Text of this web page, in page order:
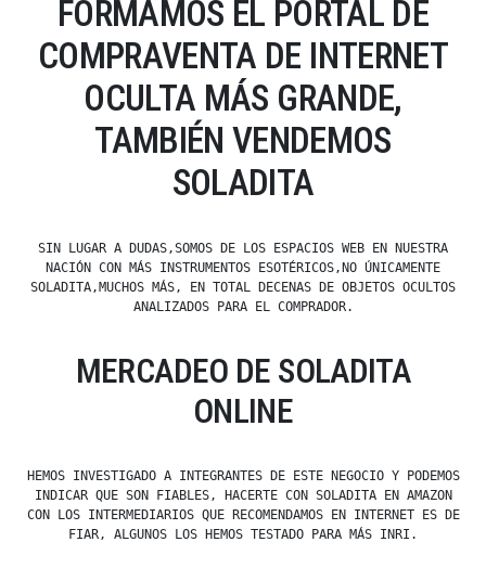
FORMAMOS EL PORTAL DE
COMPRAVENTA DE INTERNET
OCULTA MÁS GRANDE,
TAMBIÉN VENDEMOS
SOLADITA
SIN LUGAR A DUDAS,SOMOS DE LOS ESPACIOS WEB EN NUESTRA
NACIÓN CON MÁS INSTRUMENTOS ESOTÉRICOS,NO ÚNICAMENTE
SOLADITA,MUCHOS MÁS, EN TOTAL DECENAS DE OBJETOS OCULTOS
ANALIZADOS PARA EL COMPRADOR.
MERCADEO DE SOLADITA
ONLINE
HEMOS INVESTIGADO A INTEGRANTES DE ESTE NEGOCIO Y PODEMOS
INDICAR QUE SON FIABLES, HACERTE CON SOLADITA EN AMAZON
CON LOS INTERMEDIARIOS QUE RECOMENDAMOS EN INTERNET ES DE
FIAR, ALGUNOS LOS HEMOS TESTADO PARA MÁS INRI.